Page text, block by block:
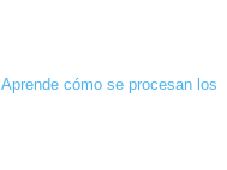
Aprende cómo se procesan los